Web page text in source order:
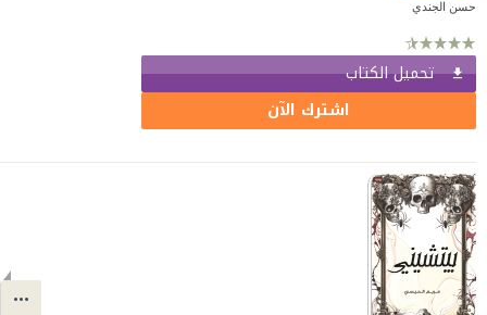
حسن الجندي
تحميل الكتاب
اشترك الآن